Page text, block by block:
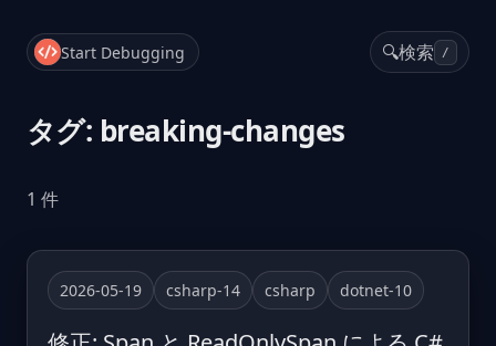
Start Debugging 🔍検索 /
タグ: breaking-changes
1 件
2026-05-19 csharp-14 csharp dotnet-10